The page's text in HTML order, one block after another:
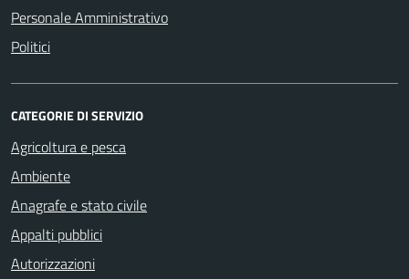
Personale Amministrativo
Politici
CATEGORIE DI SERVIZIO
Agricoltura e pesca
Ambiente
Anagrafe e stato civile
Appalti pubblici
Autorizzazioni